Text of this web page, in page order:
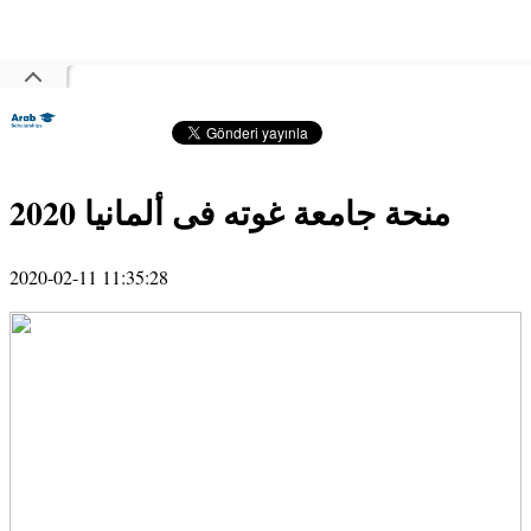
منحة جامعة غوته فى ألمانيا 2020
2020-02-11 11:35:28